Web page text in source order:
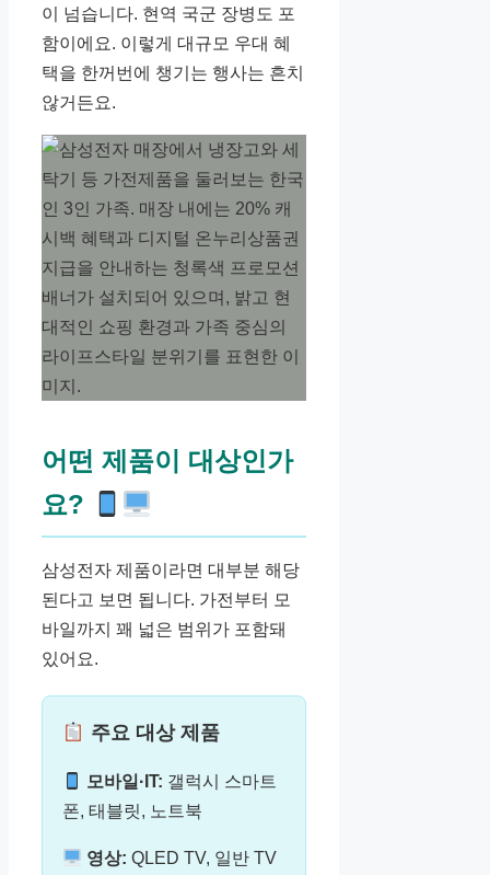
이 넘습니다. 현역 국군 장병도 포
함이에요. 이렇게 대규모 우대 혜
택을 한꺼번에 챙기는 행사는 흔치
않거든요.
어떤 제품이 대상인가
요?
삼성전자 제품이라면 대부분 해당
된다고 보면 됩니다. 가전부터 모
바일까지 꽤 넓은 범위가 포함돼
있어요.
주요 대상 제품
모바일·IT: 갤럭시 스마트
폰, 태블릿, 노트북
영상: QLED TV, 일반 TV